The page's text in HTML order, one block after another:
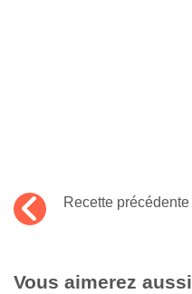
Recette précédente
Vous aimerez aussi